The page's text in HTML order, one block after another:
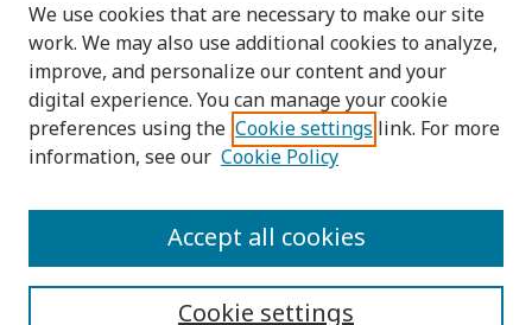
Browse
Collections
Disciplines
Authors
We use cookies that are necessary to make our site
work. We may also use additional cookies to analyze,
improve, and personalize our content and your
digital experience. You can manage your cookie
preferences using the Cookie settings link. For more
information, see our Cookie Policy
Cookie settings
Accept all cookies